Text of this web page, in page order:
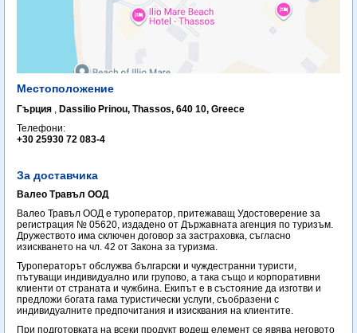
Местоположение
Гърция , Dassilio Prinou, Thassos, 640 10, Greece
Телефони:
+30 25930 72 083-4
За доставчика
Валео Травъл ООД
Валео Травъл ООД е туроператор, притежаващ Удостоверение за
регистрация № 05620, издадено от Държавната агенция по туризъм.
Дружеството има сключен договор за застраховка, съгласно
изискването на чл. 42 от Закона за туризма.
Туроператорът обслужва български и чуждестранни туристи,
пътуващи индивидуално или групово, а така също и корпоративни
клиенти от страната и чужбина. Екипът е в състояние да изготви и
предложи богата гама туристически услуги, съобразени с
индивидуалните предпочитания и изисквания на клиентите.
При подготовката на всеки продукт водещ елемент се явява неговото